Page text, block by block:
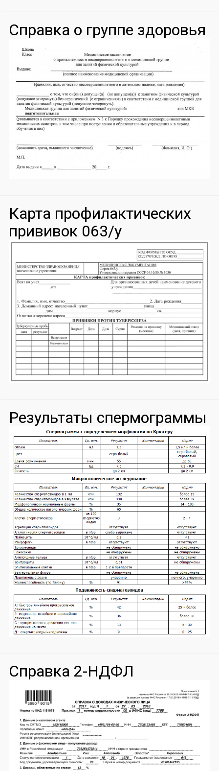
Справка о группе здоровья
Карта профилактических
прививок 063/у
Результаты спермограммы
Справка 2-НДФЛ